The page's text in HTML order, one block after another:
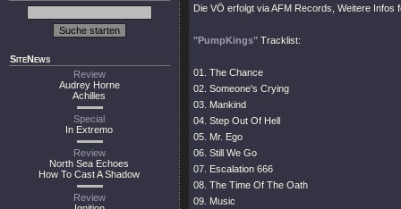
SiteNews
Review
Audrey Horne
Achilles
Special
In Extremo
Review
North Sea Echoes
How To Cast A Shadow
Review
Die VÖ erfolgt via AFM Records, Weitere Infos
"PumpKings" Tracklist:
01. The Chance
02. Someone's Crying
03. Mankind
04. Step Out Of Hell
05. Mr. Ego
06. Still We Go
07. Escalation 666
08. The Time Of The Oath
09. Music